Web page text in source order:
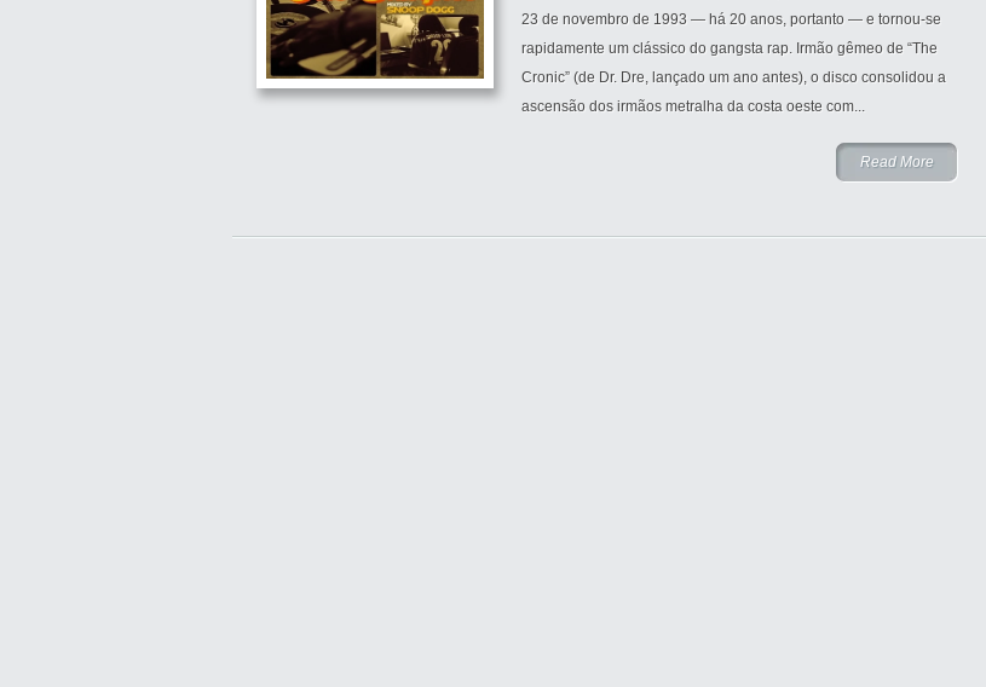
23 de novembro de 1993 — há 20 anos, portanto — e tornou-se
rapidamente um clássico do gangsta rap. Irmão gêmeo de “The
Cronic” (de Dr. Dre, lançado um ano antes), o disco consolidou a
ascensão dos irmãos metralha da costa oeste com...
Read More